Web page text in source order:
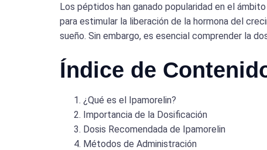
Los péptidos han ganado popularidad en el
para estimular la liberación de la hormona del
sueño. Sin embargo, es esencial comprender la
Índice de
¿Qué es el Ipamorelin?
Importancia de la Dosificación
Dosis Recomendada de Ipamorelin
Métodos de Administración